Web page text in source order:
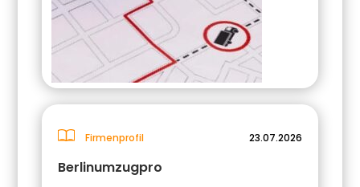
Firmenprofil 23.07.2026
Berlinumzugpro